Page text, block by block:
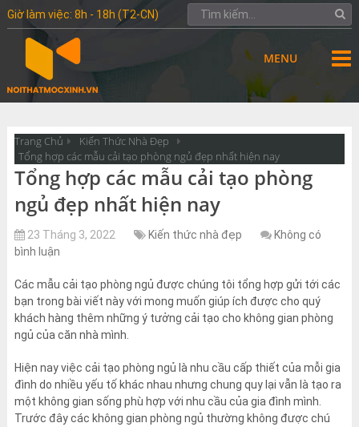
Giờ làm việc: 8h - 18h (T2-CN)
MENU
Trang Chủ
Kiến Thức Nhà Đẹp
Tổng hợp các mẫu cải tạo phòng ngủ đẹp nhất hiện nay
Tổng hợp các mẫu cải tạo phòng
ngủ đẹp nhất hiện nay
23 Tháng 3, 2022 Kiến thức nhà đẹp
Không có
bình luận
Các mẫu cải tạo phòng ngủ được chúng tôi tổng hợp gửi tới các
bạn trong bài viết này với mong muốn giúp ích được cho quý
khách hàng thêm những ý tưởng cải tạo cho không gian phòng
ngủ của căn nhà mình.
Hiện nay việc cải tạo phòng ngủ là nhu cầu cấp thiết của mỗi gia
đình do nhiều yếu tố khác nhau nhưng chung quy lại vẫn là tạo ra
một không gian sống phù hợp với nhu cầu của gia đình mình.
Trước đây các không gian phòng ngủ thường không được chú